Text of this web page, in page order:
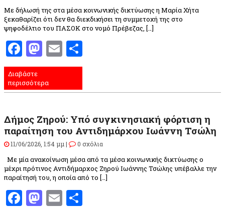
Με δήλωσή της στα μέσα κοινωνικής δικτύωσης η Μαρία Χήτα
ξεκαθαρίζει ότι δεν θα διεκδικήσει τη συμμετοχή της στο
ψηφοδέλτιο του ΠΑΣΟΚ στο νομό Πρέβεζας, […]
Facebook
Mastodon
Email
Διαβάστε
περισσότερα
Δήμος Ζηρού: Υπό συγκινησιακή φόρτιση η
παραίτηση του Αντιδημάρχου Ιωάννη Τσώλη
11/06/2026, 1:54 μμ | 0 σχόλια
Με μία ανακοίνωση μέσα από τα μέσα κοινωνικής δικτύωσης ο
μέχρι πρότινος Αντιδήμαρχος Ζηρού Ιωάννης Τσώλης υπέβαλλε την
παραίτησή του, η οποία από το […]
Facebook
Mastodon
Email